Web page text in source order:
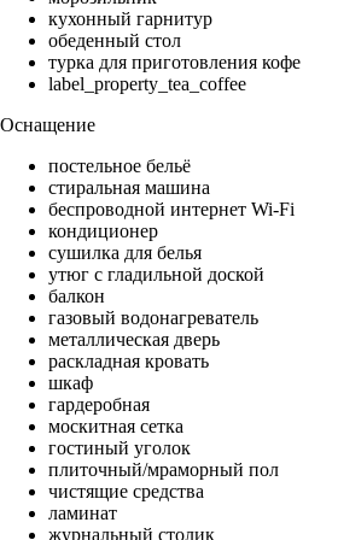
кухонный гарнитур
обеденный стол
турка для приготовления кофе
label_property_tea_coffee
Оснащение
постельное бельё
стиральная машина
беспроводной интернет Wi-Fi
кондиционер
сушилка для белья
утюг с гладильной доской
балкон
газовый водонагреватель
металлическая дверь
раскладная кровать
шкаф
гардеробная
москитная сетка
гостиный уголок
плиточный/мраморный пол
чистящие средства
ламинат
журнальный столик